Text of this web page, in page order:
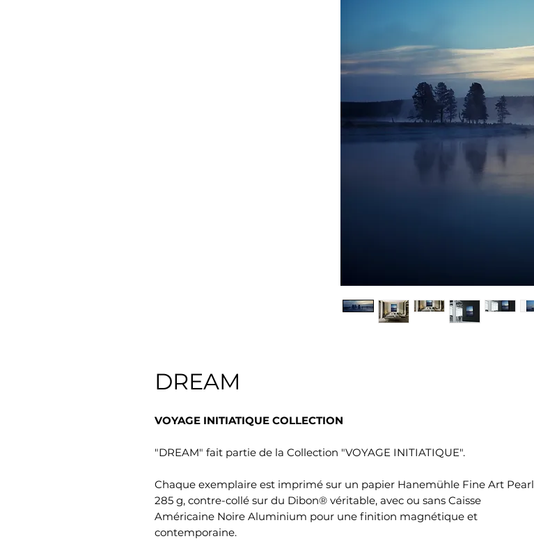
DREAM
VOYAGE INITIATIQUE COLLECTION
"DREAM" fait partie de la Collection "VOYAGE INITIATIQUE".
Chaque exemplaire est imprimé sur un papier Hanemühle Fine Art Pearl
285 g, contre-collé sur du Dibon® véritable, avec ou sans Caisse
Américaine Noire Aluminium pour une finition magnétique et
contemporaine.